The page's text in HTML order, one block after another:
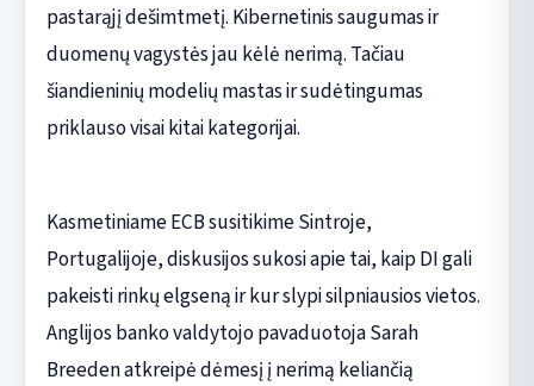
pastarąjį dešimtmetį. Kibernetinis saugumas ir
duomenų vagystės jau kėlė nerimą. Tačiau
šiandieninių modelių mastas ir sudėtingumas
priklauso visai kitai kategorijai.
Kasmetiniame ECB susitikime Sintroje,
Portugalijoje, diskusijos sukosi apie tai, kaip DI gali
pakeisti rinkų elgseną ir kur slypi silpniausios vietos.
Anglijos banko valdytojo pavaduotoja Sarah
Breeden atkreipė dėmesį į nerimą keliančią